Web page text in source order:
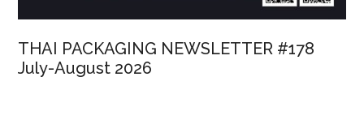
THAI PACKAGING NEWSLETTER #178
July-August 2026